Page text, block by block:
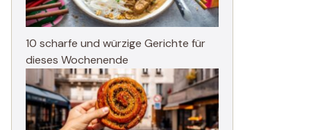
10 scharfe und würzige Gerichte für
dieses Wochenende